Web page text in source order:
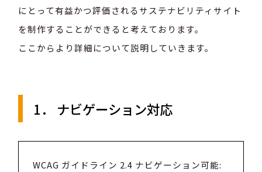
にとって有益かつ評価されるサステナビリティサイト
を制作することができると考えております。
ここからより詳細について説明していきます。
1． ナビゲーション対応
WCAG ガイドライン 2.4 ナビゲーション可能: